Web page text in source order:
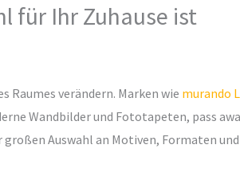
für Ihr Zuhause ist
Raumes verändern. Marken wie murando
Wandbilder und Fototapeten, pass
Auswahl an Motiven, Formaten